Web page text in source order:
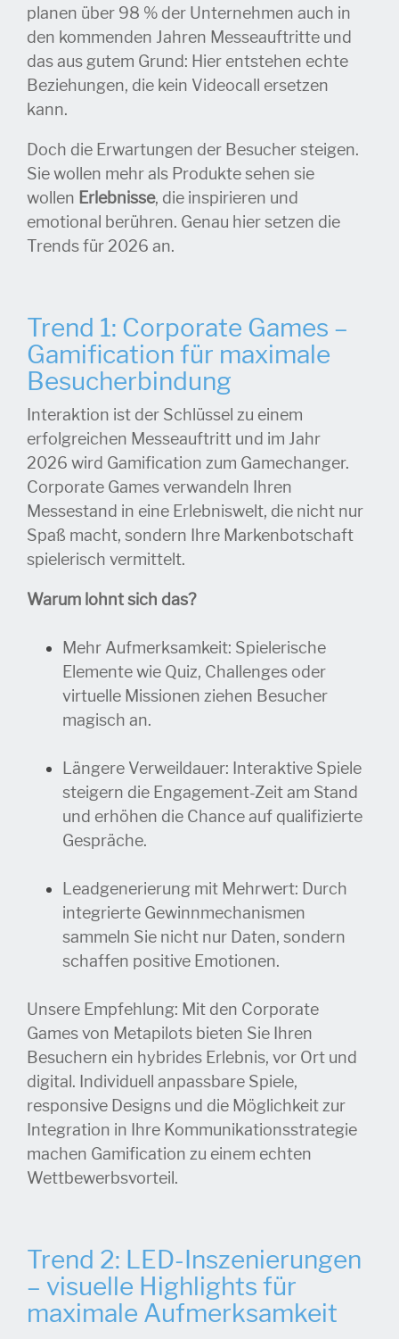
planen über 98 % der Unternehmen auch in
den kommenden Jahren Messeauftritte und
das aus gutem Grund: Hier entstehen echte
Beziehungen, die kein Videocall ersetzen
kann.
Doch die Erwartungen der Besucher steigen.
Sie wollen mehr als Produkte sehen sie
wollen Erlebnisse, die inspirieren und
emotional berühren. Genau hier setzen die
Trends für 2026 an.
Trend 1: Corporate Games –
Gamification für maximale
Besucherbindung
Interaktion ist der Schlüssel zu einem
erfolgreichen Messeauftritt und im Jahr
2026 wird Gamification zum Gamechanger.
Corporate Games verwandeln Ihren
Messestand in eine Erlebniswelt, die nicht nur
Spaß macht, sondern Ihre Markenbotschaft
spielerisch vermittelt.
Warum lohnt sich das?
Mehr Aufmerksamkeit: Spielerische
Elemente wie Quiz, Challenges oder
virtuelle Missionen ziehen Besucher
magisch an.
Längere Verweildauer: Interaktive Spiele
steigern die Engagement-Zeit am Stand
und erhöhen die Chance auf qualifizierte
Gespräche.
Leadgenerierung mit Mehrwert: Durch
integrierte Gewinnmechanismen
sammeln Sie nicht nur Daten, sondern
schaffen positive Emotionen.
Unsere Empfehlung: Mit den Corporate
Games von Metapilots bieten Sie Ihren
Besuchern ein hybrides Erlebnis, vor Ort und
digital. Individuell anpassbare Spiele,
responsive Designs und die Möglichkeit zur
Integration in Ihre Kommunikationsstrategie
machen Gamification zu einem echten
Wettbewerbsvorteil.
Trend 2: LED-Inszenierungen
– visuelle Highlights für
maximale Aufmerksamkeit